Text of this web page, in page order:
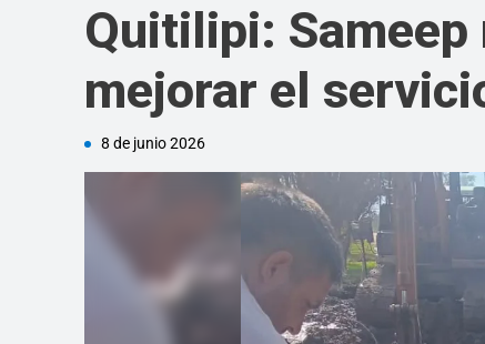
Quitilipi:
mejorar el
8 de junio 2026